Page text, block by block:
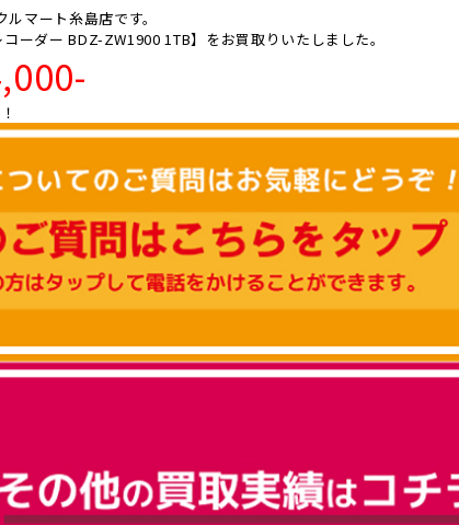
マート糸島店です。
ーダー BDZ-ZW1900 1TB】をお買取りいたしました。
,000-